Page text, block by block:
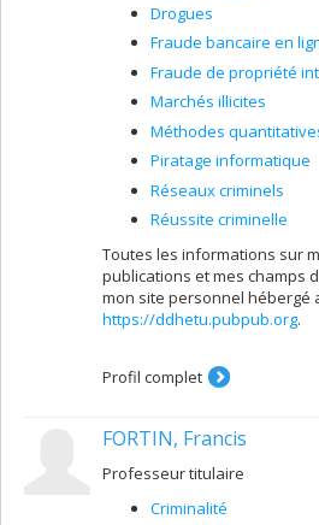
Drogues
Fraude bancaire en
Fraude de propriété
Marchés illicites
Méthodes
Piratage informatique
Réseaux criminels
Réussite criminelle
Toutes les informations sur
publications et mes champs
mon site personnel hébergé
https://ddhetu.pubpub.org.
Profil complet
FORTIN, Francis
Professeur titulaire
Criminalité